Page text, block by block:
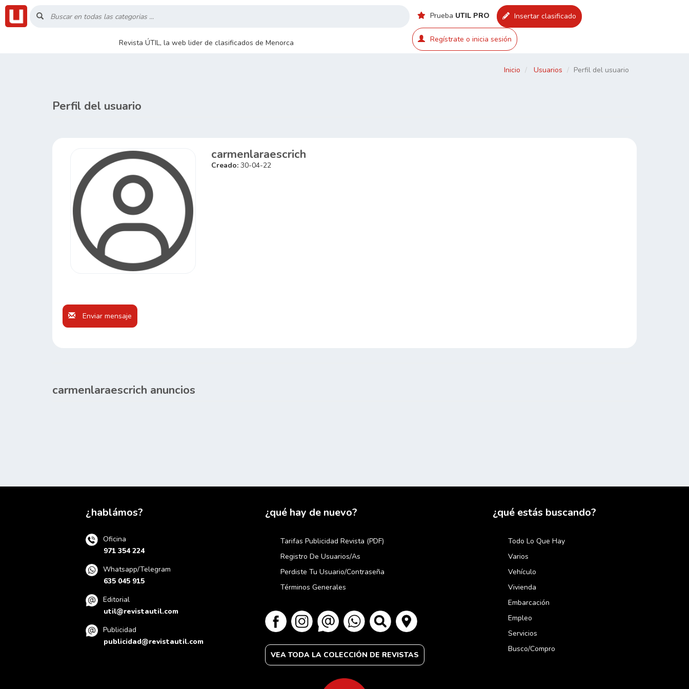
Prueba UTIL PRO Insertar clasificado
Regístrate o inicia sesión
Revista ÚTIL, la web lider de clasificados de Menorca
Inicio
Inicio Usuarios Perfil del usuario
Perfil del usuario
carmenlaraescrich
Creado: 30-04-22
Enviar mensaje
carmenlaraescrich anuncios
¿hablámos?
Oficina
971 354 224
Whatsapp/Telegram
635 045 915
Editorial
util@revistautil.com
Publicidad
publicidad@revistautil.com
¿qué hay de nuevo?
Tarifas Publicidad Revista (PDF)
Registro De Usuarios/as
Perdiste Tu Usuario/contraseña
Términos Generales
VEA TODA LA COLECCIÓN DE REVISTAS
¿qué estás buscando?
Todo Lo Que Hay
Varios
Vehículo
Vivienda
Embarcación
Empleo
Servicios
Busco/compro